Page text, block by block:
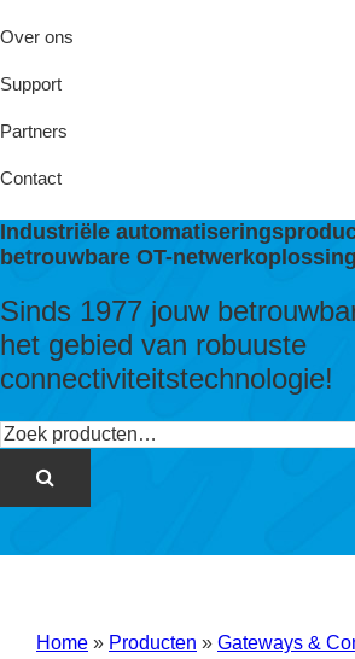
Over ons
Support
Partners
Contact
Industriële
betrouwbare OT-
Sinds 1977 jouw
het gebied van robuuste
connectiviteitstechnologie!
Zoeken
Home » Producten » Gateways &